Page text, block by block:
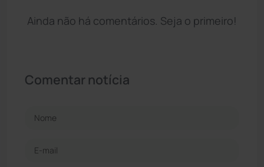
Ainda não há comentários. Seja o primeiro!
Comentar notícia